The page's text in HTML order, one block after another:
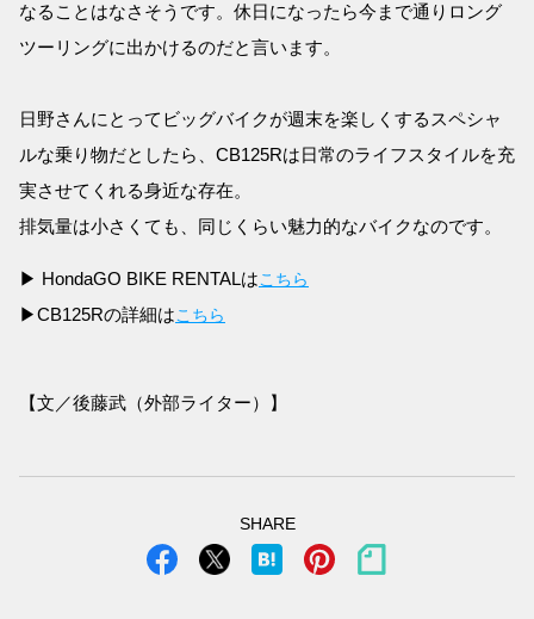
なることはなさそうです。休日になったら今まで通りロング
ツーリングに出かけるのだと言います。
日野さんにとってビッグバイクが週末を楽しくするスペシャ
ルな乗り物だとしたら、CB125Rは日常のライフスタイルを充
実させてくれる身近な存在。
排気量は小さくても、同じくらい魅力的なバイクなのです。
▶ HondaGO BIKE RENTALはこちら
▶CB125Rの詳細はこちら
【文／後藤武（外部ライター）】
SHARE